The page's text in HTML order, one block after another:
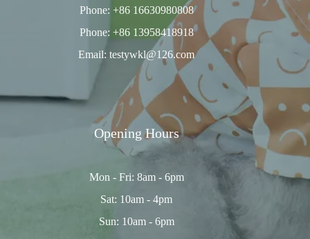
Phone: +86 16630980808
Phone: +86 13958418918
Email: testywkl@126.com
Opening Hours
Mon - Fri: 8am - 6pm
Sat: 10am - 4pm
Sun: 10am - 6pm